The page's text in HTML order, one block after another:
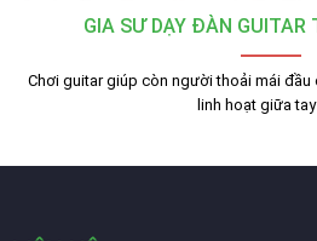
GIA SƯ DẠY ĐÀN GUITAR
Chơi guitar giúp còn người thoải mái đầu
linh hoạt giữa